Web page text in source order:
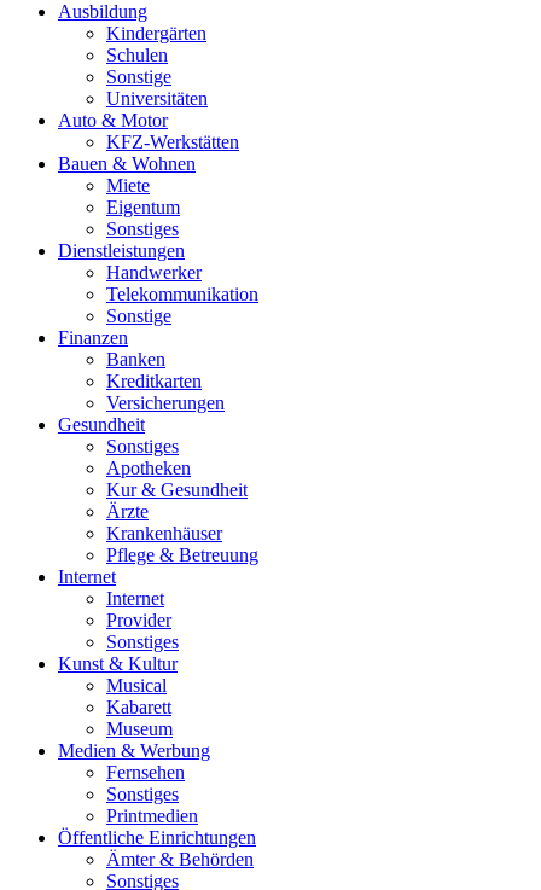
Ausbildung
Kindergärten
Schulen
Sonstige
Universitäten
Auto & Motor
KFZ-Werkstätten
Bauen & Wohnen
Miete
Eigentum
Sonstiges
Dienstleistungen
Handwerker
Telekommunikation
Sonstige
Finanzen
Banken
Kreditkarten
Versicherungen
Gesundheit
Sonstiges
Apotheken
Kur & Gesundheit
Ärzte
Krankenhäuser
Pflege & Betreuung
Internet
Internet
Provider
Sonstiges
Kunst & Kultur
Musical
Kabarett
Museum
Medien & Werbung
Fernsehen
Sonstiges
Printmedien
Öffentliche Einrichtungen
Ämter & Behörden
Sonstiges